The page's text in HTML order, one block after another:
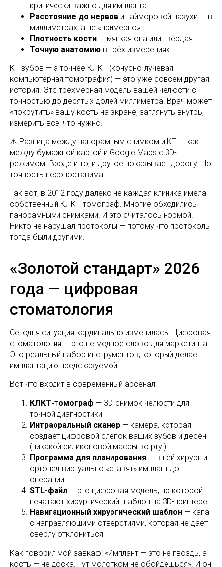
критически важно для импланта
Расстояние до нервов и гайморовой пазухи — в
миллиметрах, а не «примерно»
Плотность кости — мягкая она или твёрдая
Точную анатомию в трёх измерениях
КТ зубов — а точнее КЛКТ (конусно-лучевая
компьютерная томография) — это уже совсем другая
история. Это трёхмерная модель вашей челюсти с
точностью до десятых долей миллиметра. Врач может
«покрутить» вашу кость на экране, заглянуть внутрь,
измерить всё, что нужно.
⚠️ Разница между панорамным снимком и КТ — как
между бумажной картой и Google Maps с 3D-
режимом. Вроде и то, и другое показывает дорогу. Но
точность несопоставима.
Так вот, в 2012 году далеко не каждая клиника имела
собственный КЛКТ-томограф. Многие обходились
панорамными снимками. И это считалось нормой!
Никто не нарушал протоколы — потому что протоколы
тогда были другими.
«Золотой стандарт» 2026
года — цифровая
стоматология
Сегодня ситуация кардинально изменилась. Цифровая
стоматология — это не модное слово для маркетинга.
Это реальный набор инструментов, который делает
имплантацию предсказуемой.
Вот что входит в современный арсенал:
КЛКТ-томограф — 3D-снимок челюсти для
точной диагностики
Интраоральный сканер — камера, которая
создаёт цифровой слепок ваших зубов и дёсен
(никакой силиконовой массы во рту!)
Программа для планирования — в ней хирург и
ортопед виртуально «ставят» имплант до
операции
STL-файл — это цифровая модель, по которой
печатают хирургический шаблон на 3D-принтере
Навигационный хирургический шаблон — капа
с направляющими отверстиями, которая не даёт
сверлу отклониться
Как говорил мой завкаф: «Имплант — это не гвоздь, а
кость — не доска. Тут молотком не обойдёшься». И он